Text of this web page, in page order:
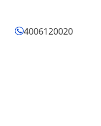
4006120020